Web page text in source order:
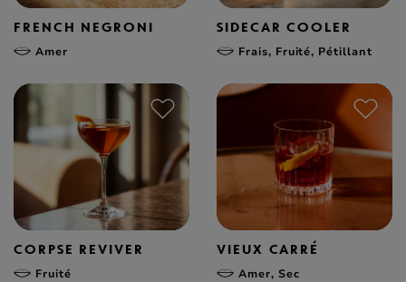
FRENCH NEGRONI
Amer
SIDECAR COOLER
Frais, Fruité, Pétillant
CORPSE REVIVER
Fruité
VIEUX CARRÉ
Amer, Sec